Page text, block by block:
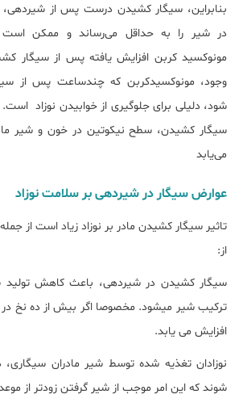
بنابراین، سیگار کشیدن درست پس از شیردهی،
در شیر را به حداقل می‌رساند و ممکن
مونوکسید کربن افزایش یافته پس از سیگار
وجود، مونوکسیدکربن که چندساعت پس از
سیگار کشیدن، سطح نیکوتین در خون و شیر
می‌یابد
عوارض سیگار در شیردهی بر سلامت نوزاد
تاثیر سیگار کشیدن مادر بر نوزاد زیاد است از
از:
سیگار کشیدن در شیردهی، باعث کاهش تولید
ترکیب شیر میشود. مخصوصا اگر بیش از ده نخ
افزایش می یابد.
نوزادان تغذیه شده توسط شیر مادران سیگاری،
شوند که این امر موجب از شیر گرفتن زودتر از